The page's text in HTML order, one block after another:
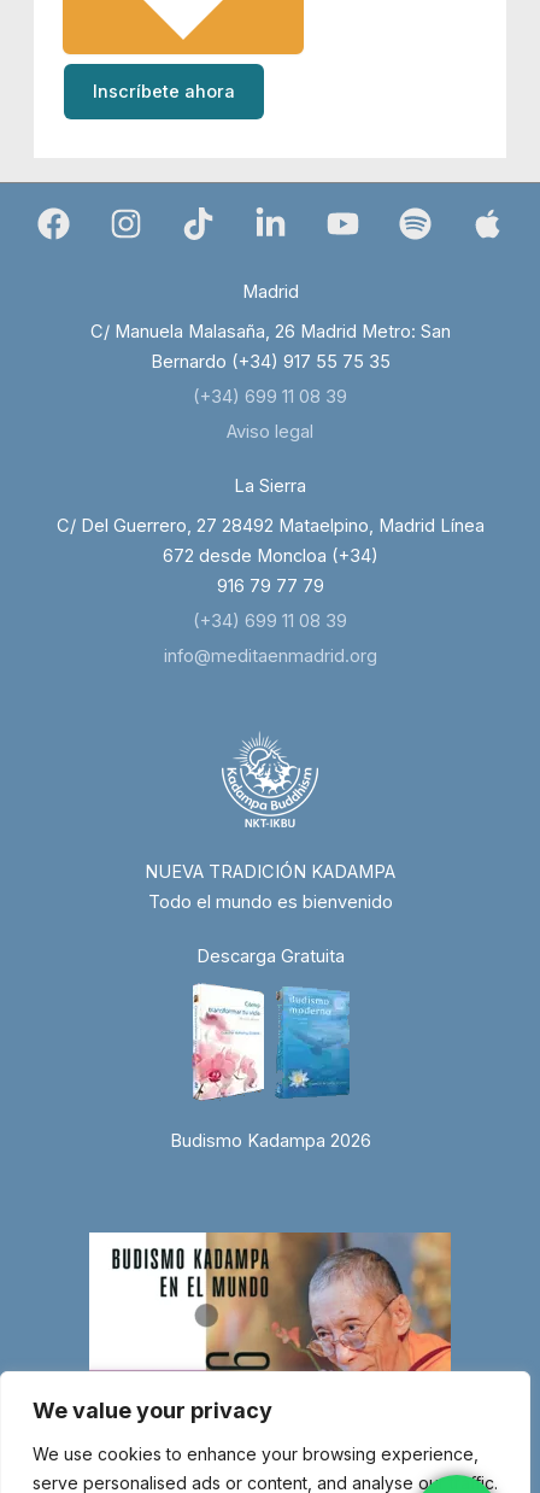
We value your privacy
We use cookies to enhance your browsing experience,
serve personalised ads or content, and analyse our traffic.
Inscríbete ahora
Madrid
C/ Manuela Malasaña, 26 Madrid Metro: San
Bernardo (+34) 917 55 75 35
(+34) 699 11 08 39
Aviso legal
La Sierra
C/ Del Guerrero, 27 28492 Mataelpino, Madrid Línea
672 desde Moncloa (+34)
916 79 77 79
(+34) 699 11 08 39
info@meditaenmadrid.org
NUEVA TRADICIÓN KADAMPA
Todo el mundo es bienvenido
Descarga Gratuita
Budismo Kadampa 2026